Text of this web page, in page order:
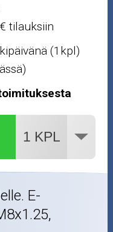
tilauksiin
(1kpl)
E-